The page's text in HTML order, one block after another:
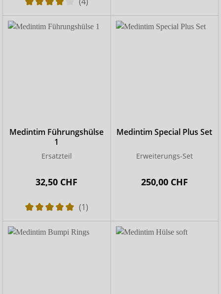
Medintim Führungshülse
1
Ersatzteil
32,50 CHF
(1)
Medintim Special Plus Set
Erweiterungs-Set
250,00 CHF